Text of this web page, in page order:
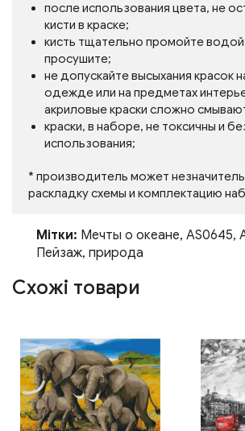
после использования цвета, не
кисти в краске;
кисть тщательно промойте водой
просушите;
не допускайте высыхания красок
одежде или на предметах
акриловые краски сложно
краски, в наборе, не токсичны и
использования;
* производитель может
раскладку схемы и комплектацию
Мітки: Мечты о океане, AS0645,
Пейзаж, природа
Схожі товари